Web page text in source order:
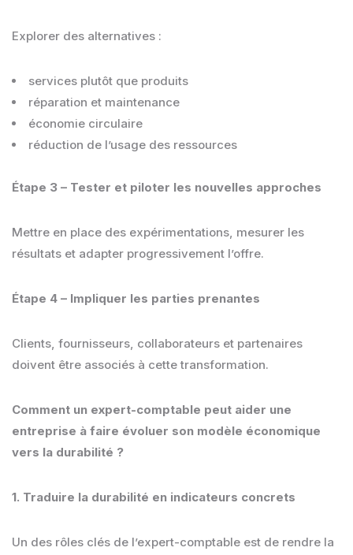
Explorer des alternatives :
services plutôt que produits
réparation et maintenance
économie circulaire
réduction de l’usage des ressources
Étape 3 – Tester et piloter les nouvelles approches
Mettre en place des expérimentations, mesurer les
résultats et adapter progressivement l’offre.
Étape 4 – Impliquer les parties prenantes
Clients, fournisseurs, collaborateurs et partenaires
doivent être associés à cette transformation.
Comment un expert-comptable peut aider une
entreprise à faire évoluer son modèle économique
vers la durabilité ?
1. Traduire la durabilité en indicateurs concrets
Un des rôles clés de l’expert-comptable est de rendre la